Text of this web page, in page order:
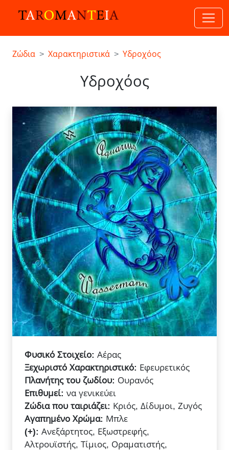
Ζώδια Χαρακτηριστικά Υδροχόος
Υδροχόος
Φυσικό Στοιχείο: Αέρας
Ξεχωριστό Χαρακτηριστικό: Εφευρετικός
Πλανήτης του ζωδίου: Ουρανός
Επιθυμεί: να γενικεύει
Ζώδια που ταιριάζει: Κριός, Δίδυμοι, Ζυγός
Αγαπημένο Χρώμα: Μπλε
(+): Ανεξάρτητος, Εξωστρεφής,
Αλτρουϊστής, Τίμιος, Οραματιστής,